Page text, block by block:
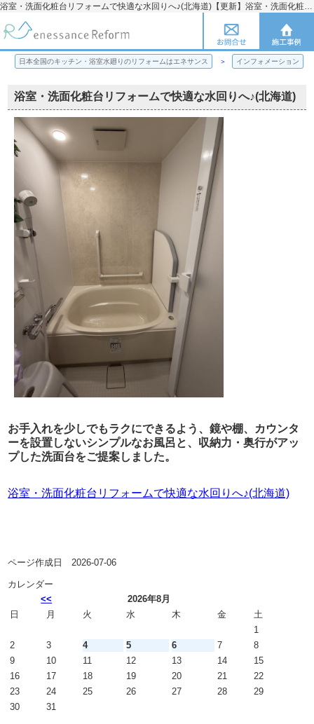
浴室・洗面化粧台リフォームで快適な水回りへ♪(北海道)【更新】浴室・洗面化粧台リフォームで快適な水回りへ♪(北海道) | 日本全国のキッチン・浴室水廻りのリフォームのことならエネサンス
日本全国のキッチン・浴室水廻りのリフォームはエネサンス インフォメーション
浴室・洗面化粧台リフォームで快適な水回りへ♪(北海道)
お手入れを少しでもラクにできるよう、鏡や棚、カウンタ
ーを設置しないシンプルなお風呂と、収納力・奥行がアッ
プした洗面台をご提案しました。
浴室・洗面化粧台リフォームで快適な水回りへ♪(北海道)
ページ作成日 2026-07-06
カレンダー
<<
2026年8月
日
月 火 水 木 金
土
1
2
3 4 5 6 7
8
9
10 11 12 13 14
15
16
17 18 19 20 21
22
23
24 25 26 27 28
29
30
31